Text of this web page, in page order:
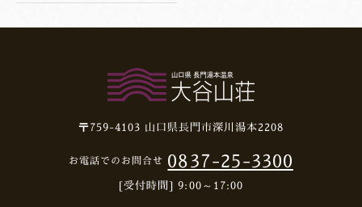
〒759-4103 山口県長門市深川湯本2208
お電話でのお問合せ 0837-25-3300
[受付時間] 9:00～17:00